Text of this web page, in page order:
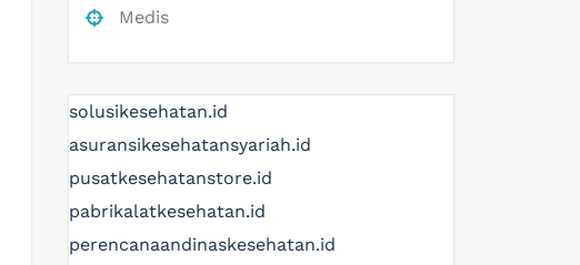
Medis
solusikesehatan.id
asuransikesehatansyariah.id
pusatkesehatanstore.id
pabrikalatkesehatan.id
perencanaandinaskesehatan.id